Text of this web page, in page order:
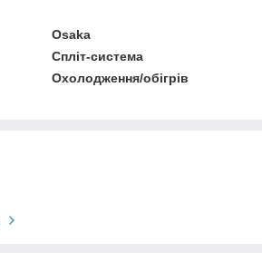
Osaka
Спліт-система
Охолодження/обігрів